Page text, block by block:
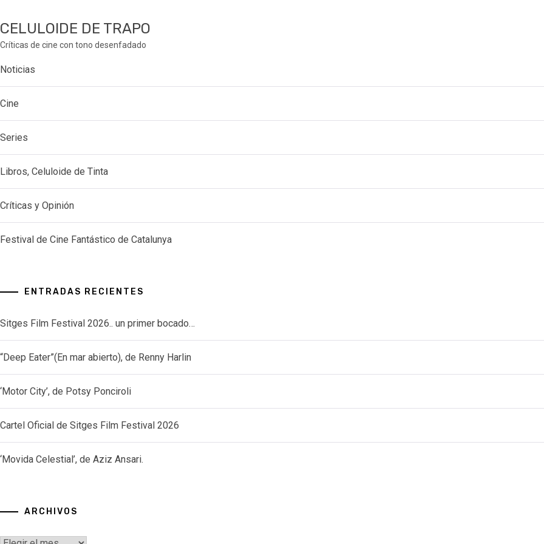
CELULOIDE DE TRAPO
Críticas de cine con tono desenfadado
Noticias
Cine
Series
Libros, Celuloide de Tinta
Críticas y Opinión
Festival de Cine Fantástico de Catalunya
ENTRADAS RECIENTES
Sitges Film Festival 2026.. un primer bocado…
“Deep Eater”(En mar abierto), de Renny Harlin
‘Motor City’, de Potsy Ponciroli
Cartel Oficial de Sitges Film Festival 2026
‘Movida Celestial’, de Aziz Ansari.
ARCHIVOS